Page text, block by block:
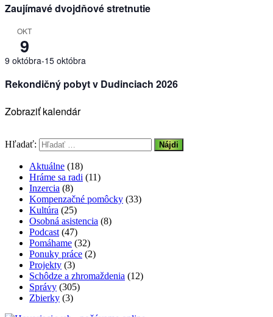
Zaujímavé dvojdňové stretnutie
OKT
9
9 októbra-15 októbra
Rekondičný pobyt v Dudinciach 2026
Zobraziť kalendár
Hľadať:
Aktuálne (18)
Hráme sa radi (11)
Inzercia (8)
Kompenzačné pomôcky (33)
Kultúra (25)
Osobná asistencia (8)
Podcast (47)
Pomáhame (32)
Ponuky práce (2)
Projekty (3)
Schôdze a zhromaždenia (12)
Správy (305)
Zbierky (3)